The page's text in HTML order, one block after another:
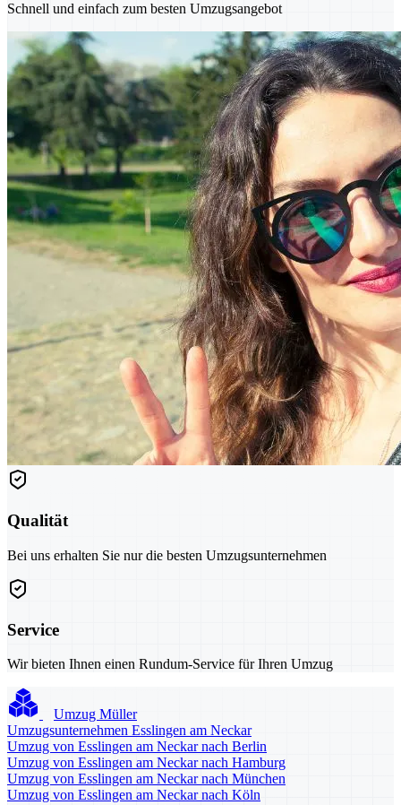
Schnell und einfach zum besten Umzugsangebot
Qualität
Bei uns erhalten Sie nur die besten Umzugsunternehmen
Service
Wir bieten Ihnen einen Rundum-Service für Ihren Umzug
Umzug Müller
Umzugsunternehmen Esslingen am Neckar
Umzug von Esslingen am Neckar nach Berlin
Umzug von Esslingen am Neckar nach Hamburg
Umzug von Esslingen am Neckar nach München
Umzug von Esslingen am Neckar nach Köln